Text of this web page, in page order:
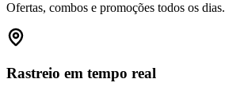
Ofertas, combos e promoções todos os dias.
Rastreio em tempo real